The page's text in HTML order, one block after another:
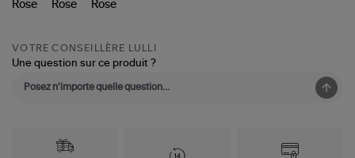
VOTRE CONSEILLÈRE LULLI
Une question sur ce produit ?